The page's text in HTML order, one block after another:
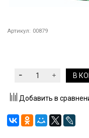
Артикул: 00879
В
Добавить в